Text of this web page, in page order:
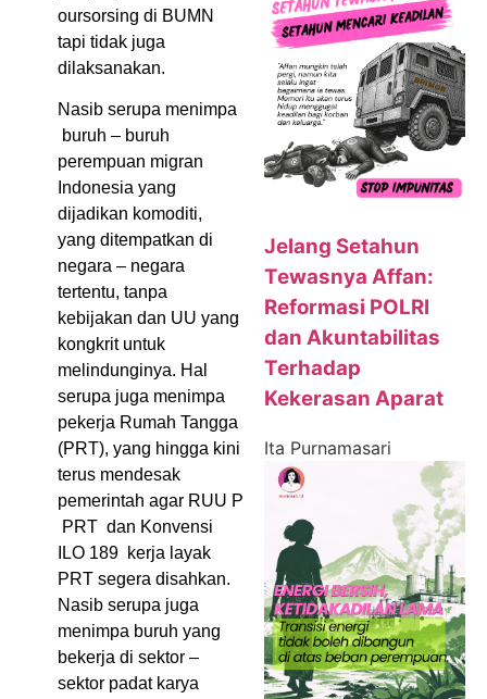
oursorsing di BUMN
tapi tidak juga
dilaksanakan.
Nasib serupa menimpa
buruh – buruh
perempuan migran
Indonesia yang
dijadikan komoditi,
yang ditempatkan di
negara – negara
tertentu, tanpa
kebijakan dan UU yang
kongkrit untuk
melindunginya. Hal
serupa juga menimpa
pekerja Rumah Tangga
(PRT), yang hingga kini
terus mendesak
pemerintah agar RUU P
PRT dan Konvensi
ILO 189 kerja layak
PRT segera disahkan.
Nasib serupa juga
menimpa buruh yang
bekerja di sektor –
sektor padat karya
Jelang Setahun
Tewasnya Affan:
Reformasi POLRI
dan Akuntabilitas
Terhadap
Kekerasan Aparat
Ita Purnamasari